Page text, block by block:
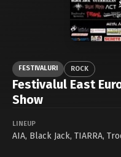
Caută în site...
FESTIVALURI ROCK
Festivalul East
Show
LINEUP
AIA, Black Jack, TIARRA,